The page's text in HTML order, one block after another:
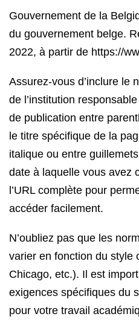
Gouvernement de la
du gouvernement belge.
2022, à partir de https://
Assurez-vous d’inclure le
de l’institution
de publication entre
le titre spécifique de la
italique ou entre
date à laquelle vous avez
l’URL complète pour
accéder facilement.
N’oubliez pas que les
varier en fonction du style
Chicago, etc.). Il est
exigences spécifiques du
pour votre travail